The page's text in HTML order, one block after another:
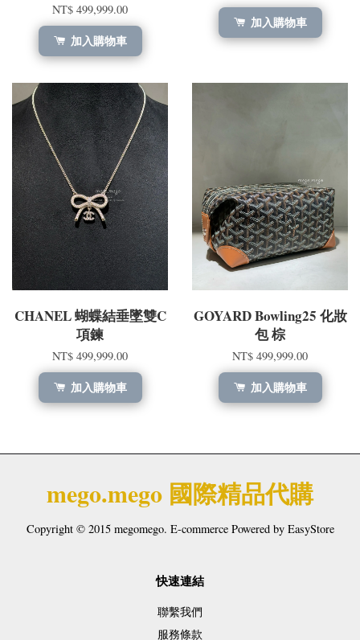
NT$ 499,999.00
加入購物車
加入購物車
CHANEL 蝴蝶結垂墜雙C
項鍊
NT$ 499,999.00
加入購物車
GOYARD Bowling25 化妝
包 棕
NT$ 499,999.00
加入購物車
mego.mego 國際精品代購
Copyright © 2015 megomego. E-commerce Powered by EasyStore
快速連結
聯繫我們
服務條款